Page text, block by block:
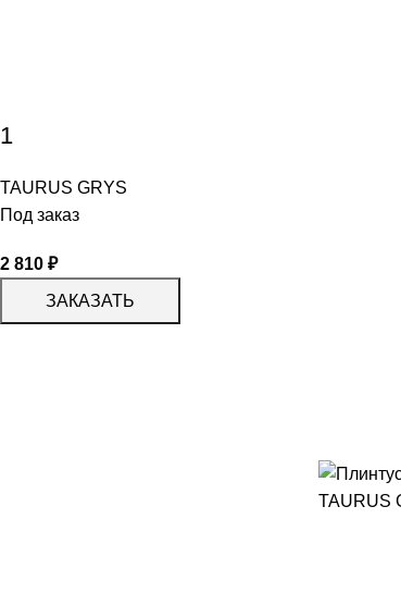
1
TAURUS GRYS
Под заказ
2 810 ₽
ЗАКАЗАТЬ